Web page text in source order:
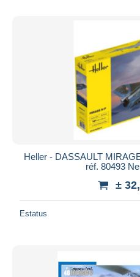
Heller - DASSAULT
réf. 80493
±
Estatus